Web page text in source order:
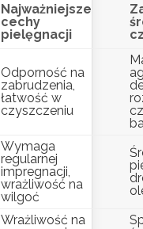
Najważniejsze
cechy
pielęgnacji
Odporność na
zabrudzenia,
łatwość w
czyszczeniu
Wymaga
regularnej
impregnacji,
wrażliwość na
wilgoć
Wrażliwość na